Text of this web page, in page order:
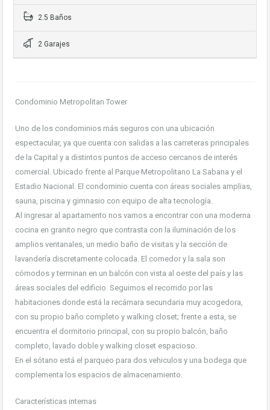
2.5 Baños
2 Garajes
Condominio Metropolitan Tower
Uno de los condominios más seguros con una ubicación
espectacular, ya que cuenta con salidas a las carreteras principales
de la Capital y a distintos puntos de acceso cercanos de interés
comercial. Ubicado frente al Parque Metropolitano La Sabana y el
Estadio Nacional. El condominio cuenta con áreas sociales amplias,
sauna, piscina y gimnasio con equipo de alta tecnología.
Al ingresar al apartamento nos vamos a encontrar con una moderna
cocina en granito negro que contrasta con la iluminación de los
amplios ventanales, un medio baño de visitas y la sección de
lavandería discretamente colocada. El comedor y la sala son
cómodos y terminan en un balcón con vista al oeste del país y las
áreas sociales del edificio. Seguimos el recorrido por las
habitaciones donde está la recámara secundaria muy acogedora,
con su propio baño completo y walking closet; frente a esta, se
encuentra el dormitorio principal, con su propio balcón, baño
completo, lavado doble y walking closet espacioso.
En el sótano está el parqueo para dos vehiculos y una bodega que
complementa los espacios de almacenamiento.
Características internas